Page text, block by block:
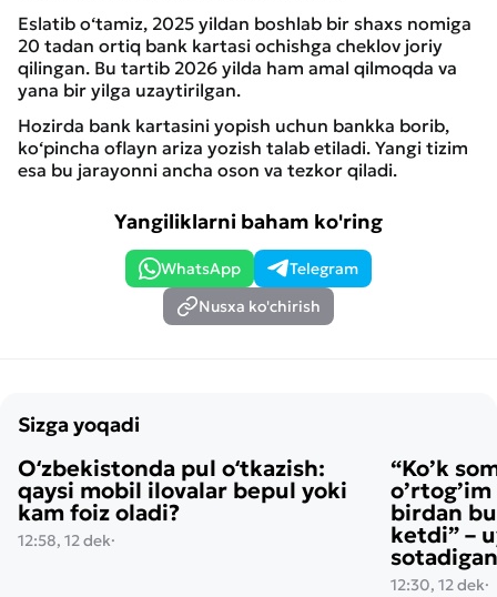
Eslatib o‘tamiz, 2025 yildan boshlab bir shaxs nomiga
20 tadan ortiq bank kartasi ochishga cheklov joriy
qilingan. Bu tartib 2026 yilda ham amal qilmoqda va
yana bir yilga uzaytirilgan.
Hozirda bank kartasini yopish uchun bankka borib,
ko‘pincha oflayn ariza yozish talab etiladi. Yangi tizim
esa bu jarayonni ancha oson va tezkor qiladi.
Yangiliklarni baham ko'ring
WhatsApp
Telegram
Nusxa ko'chirish
Sizga yoqadi
Oʻzbekistonda pul oʻtkazish:
qaysi mobil ilovalar bepul yoki
kam foiz oladi?
12:58, 12 dek·
“Ko’k
birdan
ketdi” –
12:30, 12 dek·